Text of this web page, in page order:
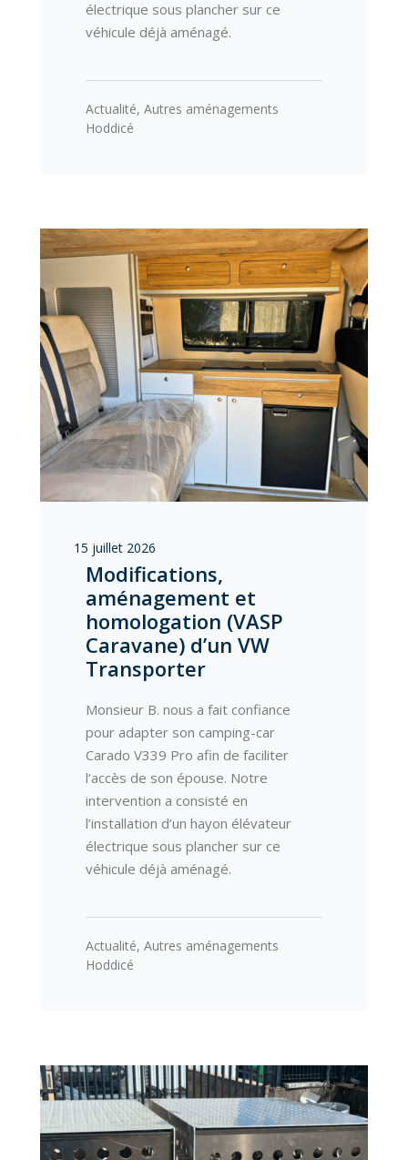
électrique sous plancher sur ce
véhicule déjà aménagé.
Actualité, Autres aménagements
Hoddicé
15 juillet 2026
Modifications,
aménagement et
homologation (VASP
Caravane) d’un VW
Transporter
Monsieur B. nous a fait confiance
pour adapter son camping-car
Carado V339 Pro afin de faciliter
l’accès de son épouse. Notre
intervention a consisté en
l’installation d’un hayon élévateur
électrique sous plancher sur ce
véhicule déjà aménagé.
Actualité, Autres aménagements
Hoddicé